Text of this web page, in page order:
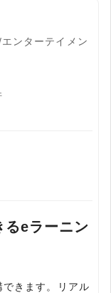
ンターテイメン
るeラーニン
きます。リアル